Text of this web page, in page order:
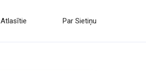
Atlasītie Par Sietiņu